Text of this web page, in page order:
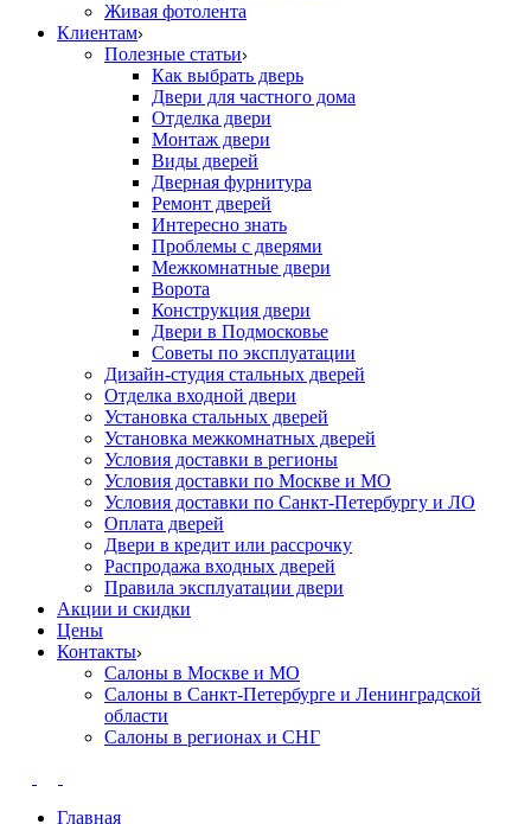
Живая фотолента
Клиентам
Полезные статьи
Как выбрать дверь
Двери для частного дома
Отделка двери
Монтаж двери
Виды дверей
Дверная фурнитура
Ремонт дверей
Интересно знать
Проблемы с дверями
Межкомнатные двери
Ворота
Конструкция двери
Двери в Подмосковье
Cоветы по эксплуатации
Дизайн-студия стальных дверей
Отделка входной двери
Установка стальных дверей
Установка межкомнатных дверей
Условия доставки в регионы
Условия доставки по Москве и МО
Условия доставки по Санкт-Петербургу и ЛО
Оплата дверей
Двери в кредит или рассрочку
Распродажа входных дверей
Правила эксплуатации двери
Акции и скидки
Цены
Контакты
Салоны в Москве и МО
Салоны в Санкт-Петербурге и Ленинградской
области
Салоны в регионах и СНГ
Главная